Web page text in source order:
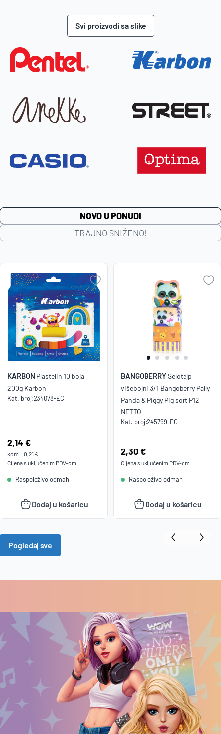
Svi proizvodi sa slike
NOVO U PONUDI
TRAJNO SNIŽENO!
KARBON Plastelin 10 boja
200g Karbon
Kat. broj:234078-EC
Cijena:
2,14 €
kom =0,21 €
Cijena s uključenim PDV-om
Raspoloživo odmah
Dodaj u košaricu
BANGOBERRYSelotejp
višebojni 3/1 Bangoberry Pally
Panda & Piggy Pig sort P12
NETTO
Kat. broj:245799-EC
Cijena:
2,30 €
Cijena s uključenim PDV-om
Raspoloživo odmah
Dodaj u košaricu
Pogledaj sve